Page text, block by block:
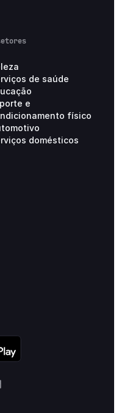
de saúde
e
físico
domésticos